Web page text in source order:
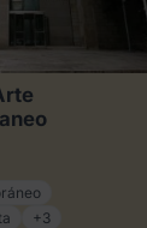
+3